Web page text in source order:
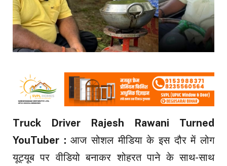
Truck Driver Rajesh Rawani Turned
YouTuber :आज सोशल मीडिया के इस दौर में लोग
यूट्यूब पर वीडियो बनाकर शोहरत पाने के साथ-साथ